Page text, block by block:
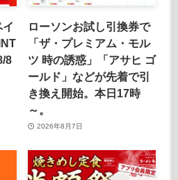
8
ローソンお試し引換券で
「ザ・プレミアム・モル
ツ 時の誘惑」「アサヒ ゴ
ールド」などが先着で引
き換え開始。本日17時
～。
2026年8月7日